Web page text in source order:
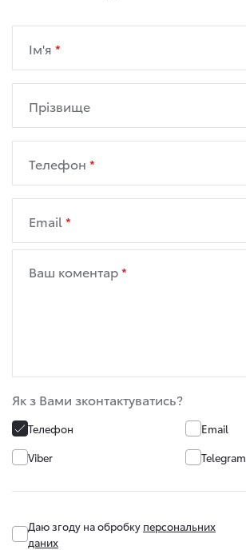
Ім'я
Прізвище
Телефон
Email
Ваш коментар
Як з Вами зконтактуватись?
Телефон
Email
Viber
Telegram
Даю згоду на обробку персональних
даних